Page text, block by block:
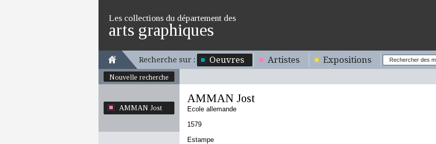
Les collections du département des
arts graphiques
Recherche sur : Oeuvres Artistes Expositions
Nouvelle recherche
AMMAN Jost
AMMAN Jost
Ecole allemande
1579
Estampe